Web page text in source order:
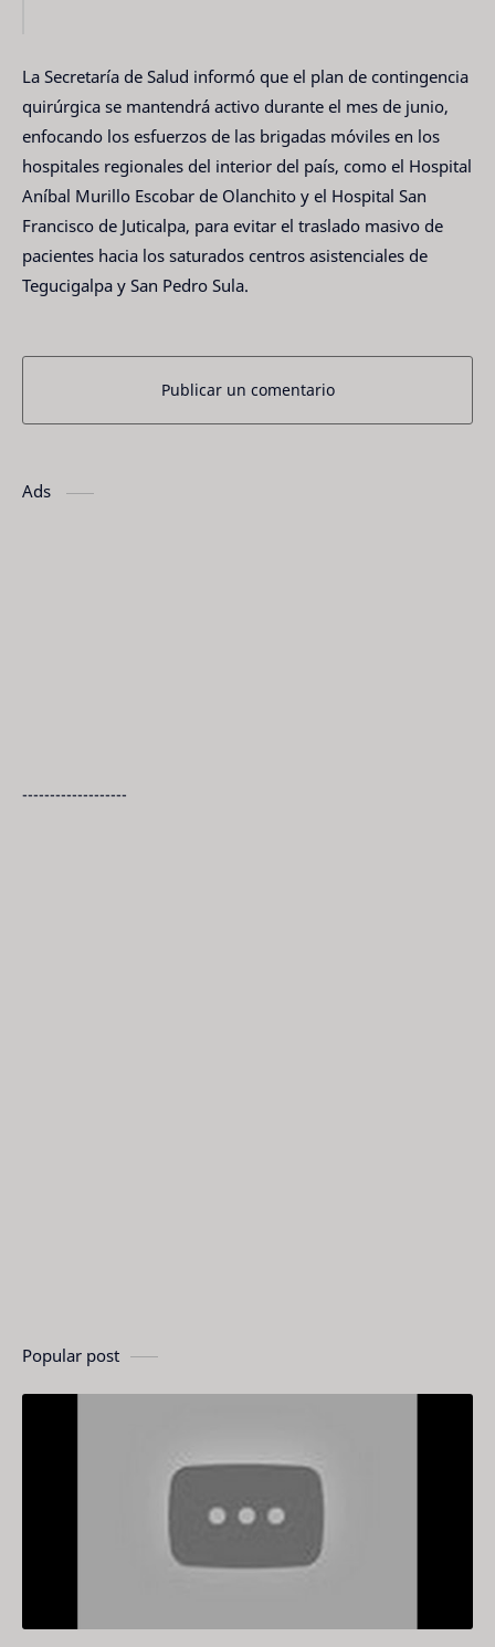
La Secretaría de Salud informó que el plan de contingencia
quirúrgica se mantendrá activo durante el mes de junio,
enfocando los esfuerzos de las brigadas móviles en los
hospitales regionales del interior del país, como el Hospital
Aníbal Murillo Escobar de Olanchito y el Hospital San
Francisco de Juticalpa, para evitar el traslado masivo de
pacientes hacia los saturados centros asistenciales de
Tegucigalpa y San Pedro Sula.
Publicar un comentario
Ads
-------------------
Popular post